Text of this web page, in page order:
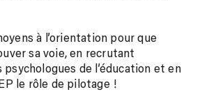
à l’orientation pour que
sa voie, en recrutant
de l’éducation et en
le rôle de pilotage !